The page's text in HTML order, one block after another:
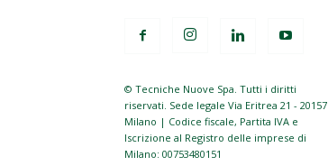
© Tecniche Nuove Spa. Tutti i diritti
riservati. Sede legale Via Eritrea 21 - 20157
Milano | Codice fiscale, Partita IVA e
Iscrizione al Registro delle imprese di
Milano: 00753480151